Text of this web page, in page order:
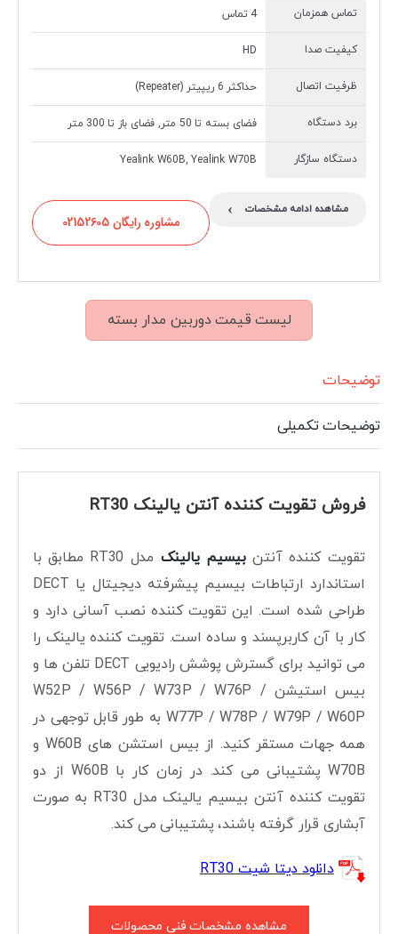
تماس همزمان 4 تماس
کیفیت صدا HD
ظرفیت اتصال حداکثر 6 ریپیتر (Repeater)
برد دستگاه فضای بسته تا 50 متر, فضای باز تا 300 متر
دستگاه سازگار Yealink W60B, Yealink W70B
مشاهده ادامه مشخصات ›
مشاوره رایگان 02152605
لیست قیمت دوربین مدار بسته
توضیحات
توضیحات تکمیلی
فروش تقویت کننده آنتن یالینک RT30
تقویت کننده آنتنبیسیم یالینک
مدل RT30 مطابق با
استاندارد ارتباطات بیسیم پیشرفته دیجیتال یا DECT
طراحی شده است. این تقویت کننده نصب آسانی دارد و
کار با آن کاربرپسند و ساده است. تقویت کننده یالینک را
می توانید برای گسترش پوشش رادیویی DECT تلفن ها و
بیس استیشن W52P / W56P / W73P / W76P /
W77P / W78P / W79P / W60P به طور قابل توجهی در
همه جهات مستقر کنید. از بیس استشن های W60B و
W70B پشتیبانی می کند. در زمان کار با W60B از دو
تقویت کننده آنتن بیسیم یالینک مدل RT30 به صورت
آبشاری قرار گرفته باشند، پشتیبانی می کند.
دانلود دیتا شیت RT30
مشاهده مشخصات فنی محصولات